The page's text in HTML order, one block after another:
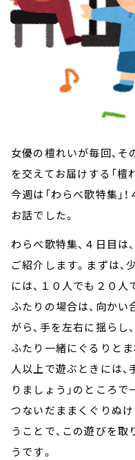
女優の檀れいが毎回、
を交えてお届けする「檀
今週は「わらべ歌特集」
お話でした。
わらべ歌特集、４日目は
ご紹介します。まずは、
には、１０人でも２０人
ふたりの場合は、向か
がら、手を左右に揺らし
ふたり一緒にぐるりとま
人以上で遊ぶときには、
りましょう」のところで
つないだままくぐりぬ
うことで、この遊びを取
うです。